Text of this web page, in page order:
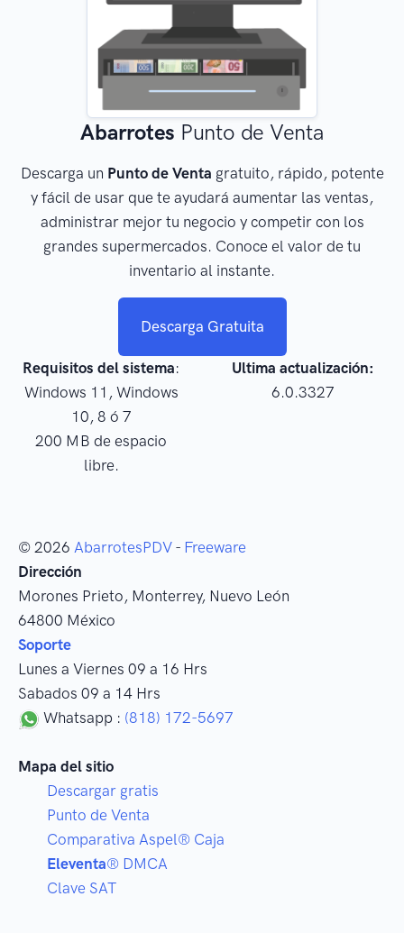
Abarrotes Punto de Venta
Descarga un Punto de Venta gratuito, rápido, potente
y fácil de usar que te ayudará aumentar las ventas,
administrar mejor tu negocio y competir con los
grandes supermercados. Conoce el valor de tu
inventario al instante.
Descarga Gratuita
Requisitos del sistema:
Windows 11, Windows
10, 8 ó 7
200 MB de espacio
libre.
Ultima actualización:
6.0.3327
© 2026 AbarrotesPDV - Freeware
Dirección
Morones Prieto, Monterrey, Nuevo León
64800 México
Soporte
Lunes a Viernes 09 a 16 Hrs
Sabados 09 a 14 Hrs
Whatsapp : (818) 172-5697
Mapa del sitio
Descargar gratis
Punto de Venta
Comparativa Aspel® Caja
Eleventa® DMCA
Clave SAT